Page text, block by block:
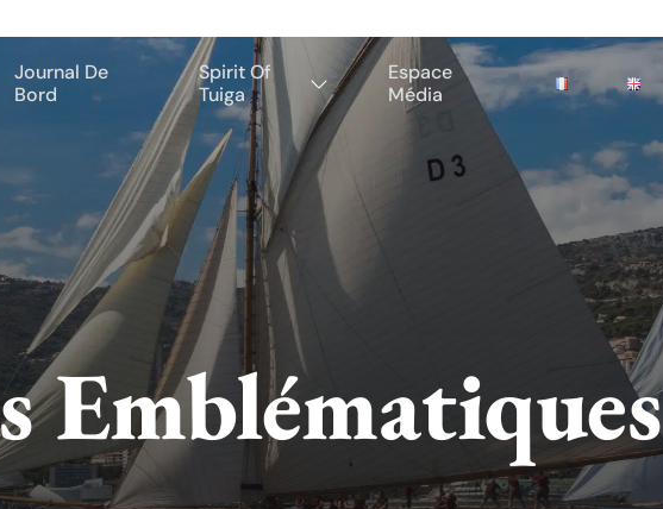
Journal De
Bord
Spirit Of
Tuiga
Espace
Média
Emblématiques